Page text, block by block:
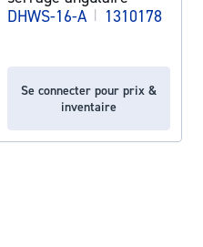
DHWS-16-A | 1310178
Se connecter pour prix &
inventaire